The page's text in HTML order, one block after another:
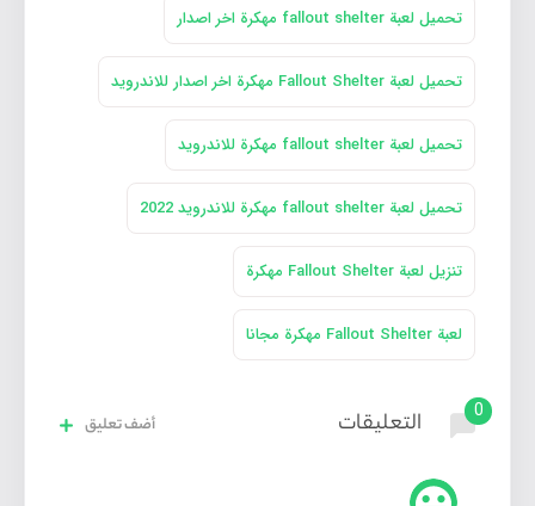
تحميل لعبة fallout shelter مهكرة اخر اصدار
تحميل لعبة Fallout Shelter مهكرة اخر اصدار للاندرويد
تحميل لعبة fallout shelter مهكرة للاندرويد
تحميل لعبة fallout shelter مهكرة للاندرويد 2022
تنزيل لعبة Fallout Shelter مهكرة
لعبة Fallout Shelter مهكرة مجانا
0 التعليقات أضف تعليق